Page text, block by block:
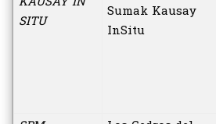
SITU
Sumak Kausay
InSitu